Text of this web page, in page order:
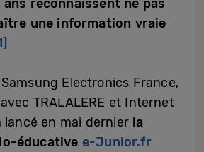
ans reconnaissent ne pas
une information vraie
Electronics France,
TRALALERE et Internet
lancé en mai dernier la
éducative e-Junior.fr